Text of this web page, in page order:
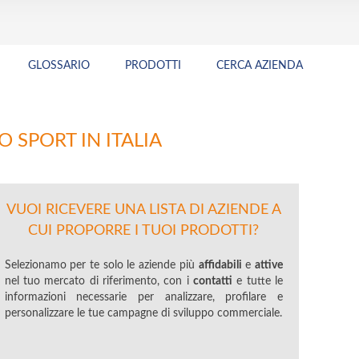
GLOSSARIO PRODOTTI CERCA AZIENDA
SPORT IN ITALIA
VUOI RICEVERE UNA LISTA DI AZIENDE A
CUI PROPORRE I TUOI PRODOTTI?
Selezionamo per te solo le aziende più affidabili e attive
nel tuo mercato di riferimento, con icontatti e tutte le
informazioni necessarie per analizzare, profilare e
personalizzare le tue campagne di sviluppo commerciale.